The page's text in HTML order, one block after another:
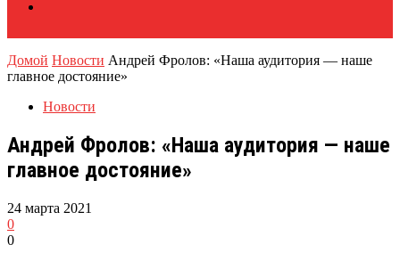
Домой Новости Андрей Фролов: «Наша аудитория — наше
главное достояние»
Новости
Андрей Фролов: «Наша аудитория — наше
главное достояние»
24 марта 2021
0
0